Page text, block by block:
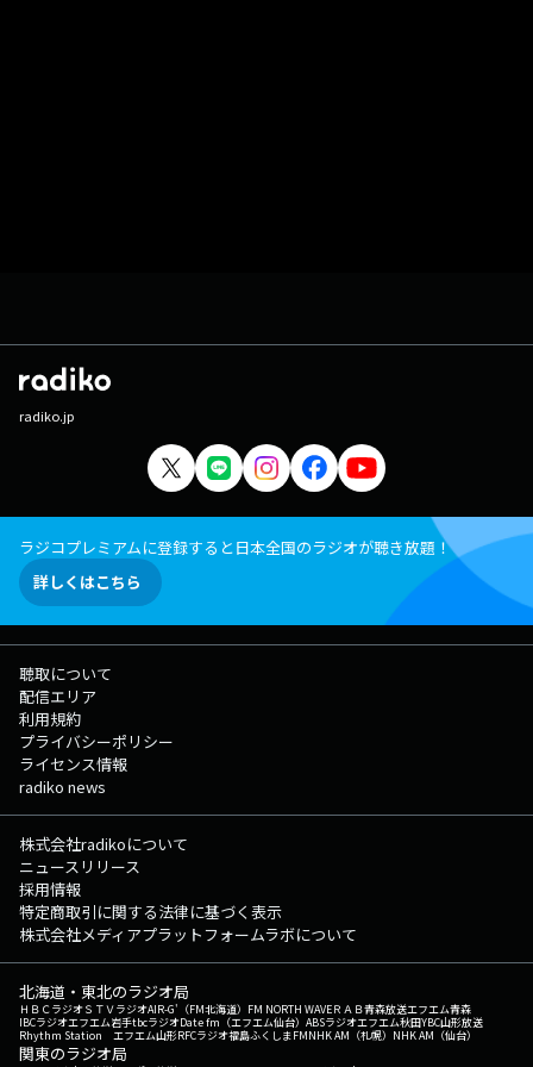
radiko.jp
ラジコプレミアムに登録すると日本全国のラジオが聴き放題！
詳しくはこちら
聴取について
配信エリア
利用規約
プライバシーポリシー
ライセンス情報
radiko news
株式会社radikoについて
ニュースリリース
採用情報
特定商取引に関する法律に基づく表示
株式会社メディアプラットフォームラボについて
北海道・東北のラジオ局
ＨＢＣラジオＳＴＶラジオAIR-G'（FM北海道） FM NORTH WAVEＲＡＢ青森放送エフエム青森
IBCラジオエフエム岩手tbcラジオDate fm（エフエム仙台） ABSラジオエフエム秋田YBC山形放送
Rhythm Station エフエム山形RFCラジオ福島ふくしまFMNHK AM（札幌） NHK AM（仙台）
関東のラジオ局